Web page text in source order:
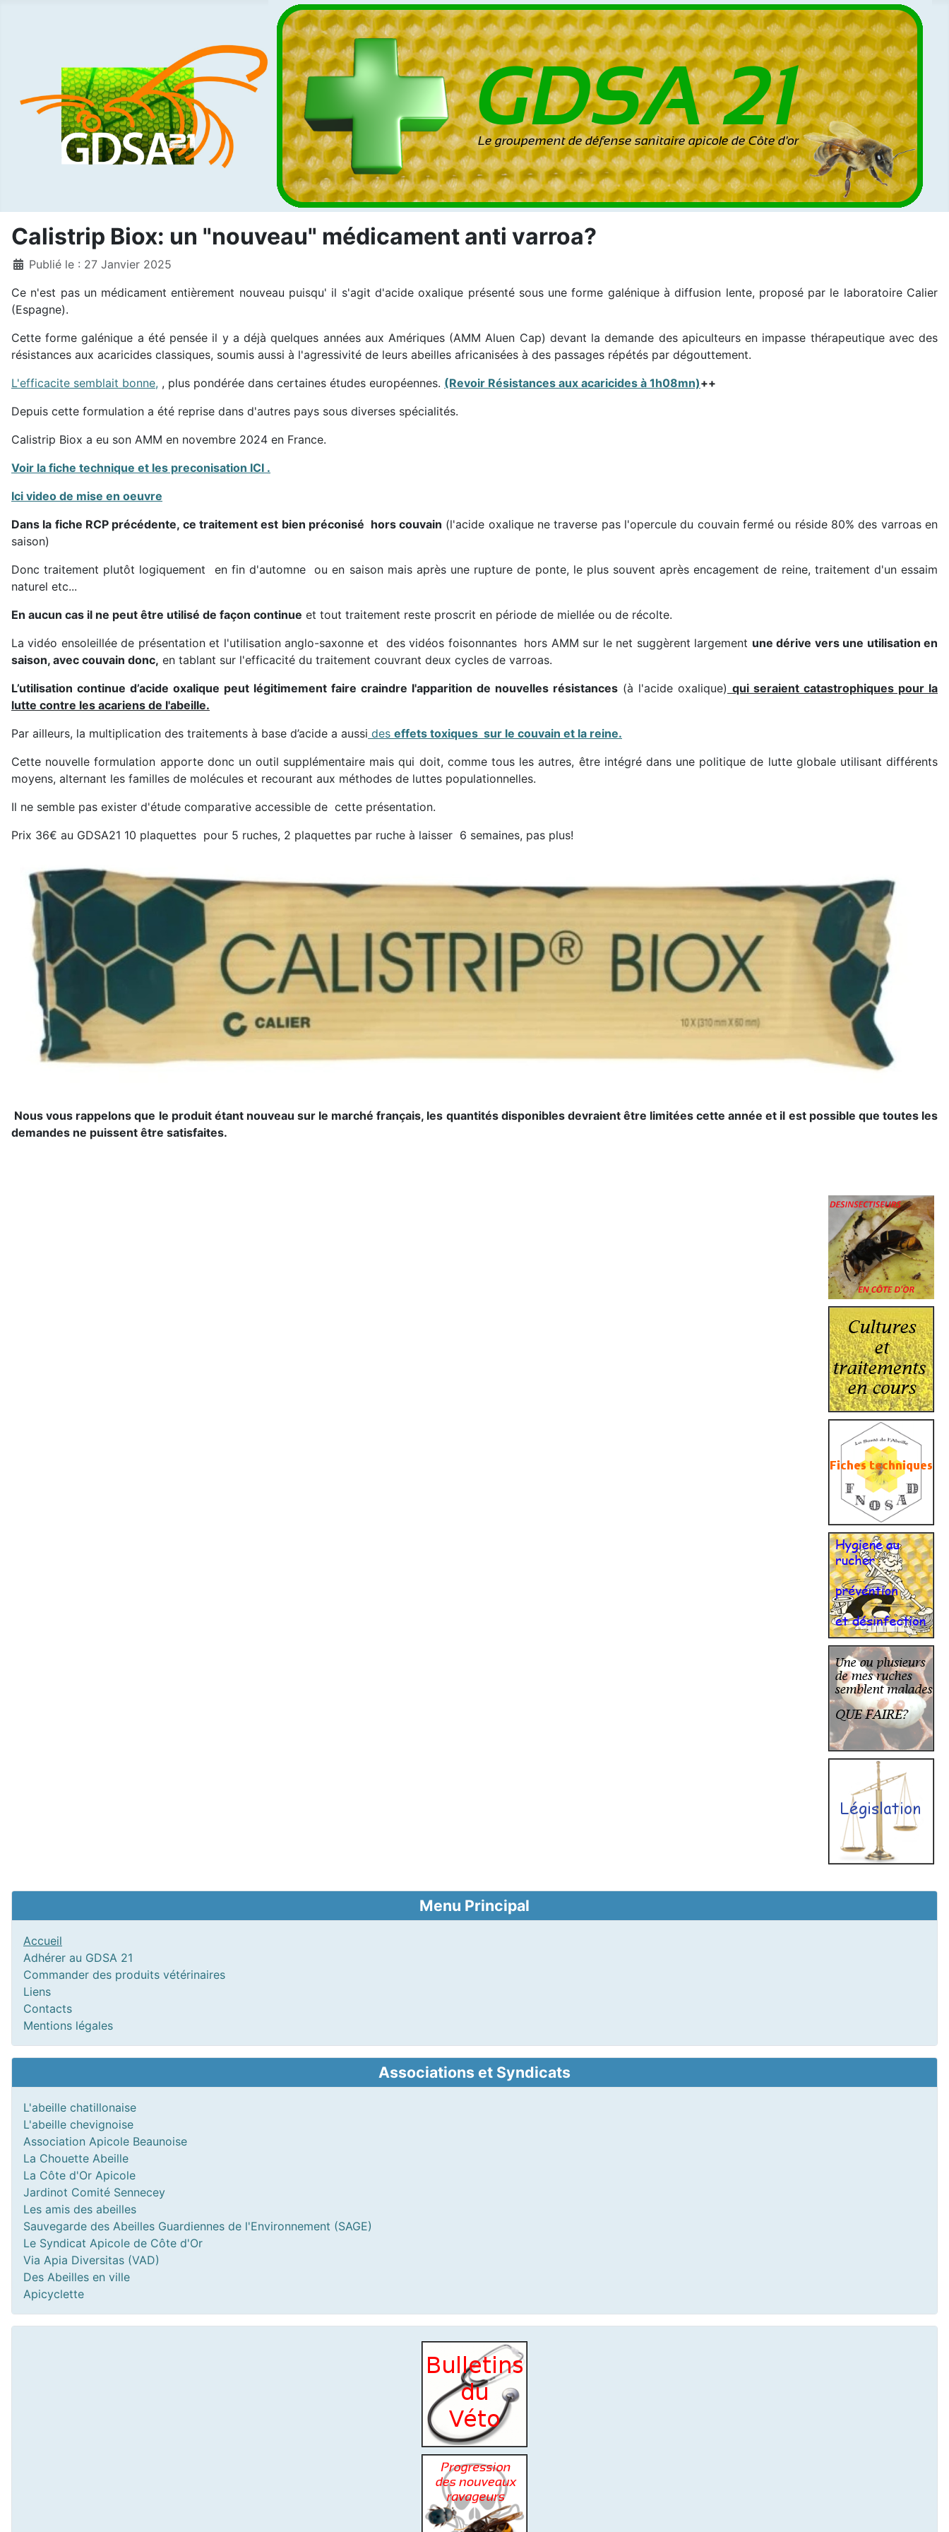
Menu Principal
Accueil
Adhérer au GDSA 21
Commander des produits vétérinaires
Liens
Contacts
Mentions légales
Associations et Syndicats
L'abeille chatillonaise
L'abeille chevignoise
Association Apicole Beaunoise
La Chouette Abeille
La Côte d'Or Apicole
Jardinot Comité Sennecey
Les amis des abeilles
Sauvegarde des Abeilles Guardiennes de l'Environnement (SAGE)
Le Syndicat Apicole de Côte d'Or
Via Apia Diversitas (VAD)
Des Abeilles en ville
Apicyclette
Calistrip Biox: un "nouveau" médicament anti varroa?
DétailsPublié le : 27 Janvier 2025
Ce n'est pas un médicament entièrement nouveau puisqu' il s'agit d'acide oxalique présenté sous une forme galénique à diffusion lente, proposé par le laboratoire Calier
(Espagne).
Cette forme galénique a été pensée il y a déjà quelques années aux Amériques (AMM Aluen Cap) devant la demande des apiculteurs en impasse thérapeutique avec des
résistances aux acaricides classiques, soumis aussi à l'agressivité de leurs abeilles africanisées à des passages répétés par dégouttement.
L'efficacite semblait bonne, , plus pondérée dans certaines études européennes. (Revoir Résistances aux acaricides à 1h08mn)++
Depuis cette formulation a été reprise dans d'autres pays sous diverses spécialités.
Calistrip Biox a eu son AMM en novembre 2024 en France.
Voir la fiche technique et les preconisation ICI .
Ici video de mise en oeuvre
Dans la fiche RCP précédente, ce traitement est bien préconisé hors couvain (l'acide oxalique ne traverse pas l'opercule du couvain fermé ou réside 80% des varroas en
saison)
Donc traitement plutôt logiquement en fin d'automne ou en saison mais après une rupture de ponte, le plus souvent après encagement de reine, traitement d'un essaim
naturel etc...
En aucun cas il ne peut être utilisé de façon continue et tout traitement reste proscrit en période de miellée ou de récolte.
La vidéo ensoleillée de présentation et l'utilisation anglo-saxonne et des vidéos foisonnantes hors AMM sur le net suggèrent largement une dérive vers une utilisation en
saison, avec couvain donc, en tablant sur l'efficacité du traitement couvrant deux cycles de varroas.
L’utilisation continue d’acide oxalique peut légitimement faire craindre l'apparition de nouvelles résistances (à l'acide oxalique) qui seraient catastrophiques pour la
lutte contre les acariens de l'abeille.
Par ailleurs, la multiplication des traitements à base d’acide a aussi des effets toxiques sur le couvain et la reine.
Cette nouvelle formulation apporte donc un outil supplémentaire mais qui doit, comme tous les autres, être intégré dans une politique de lutte globale utilisant différents
moyens, alternant les familles de molécules et recourant aux méthodes de luttes populationnelles.
Il ne semble pas exister d'étude comparative accessible de cette présentation.
Prix 36€ au GDSA21 10 plaquettes pour 5 ruches, 2 plaquettes par ruche à laisser 6 semaines, pas plus!
Nous vous rappelons que le produit étant nouveau sur le marché français, les quantités disponibles devraient être limitées cette année et il est possible que toutes les
demandes ne puissent être satisfaites.